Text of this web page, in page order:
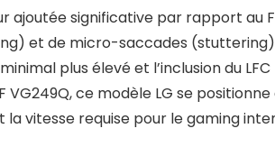
ajoutée significative par rapport
et de micro-saccades
plus élevé et l’inclusion du
VG249Q, ce modèle LG se
vitesse requise pour le gaming